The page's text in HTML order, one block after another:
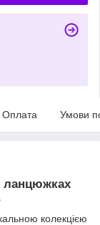
Оплата Умови
ланцюжках
колекцією